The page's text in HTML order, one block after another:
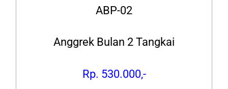
ABP-02
Anggrek Bulan 2 Tangkai
Rp. 530.000,-